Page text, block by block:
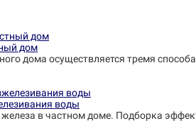
дом
дома осуществляется тремя
воды
в частном доме. Подборка